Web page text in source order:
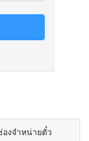
งจำหน่ายตั๋ว